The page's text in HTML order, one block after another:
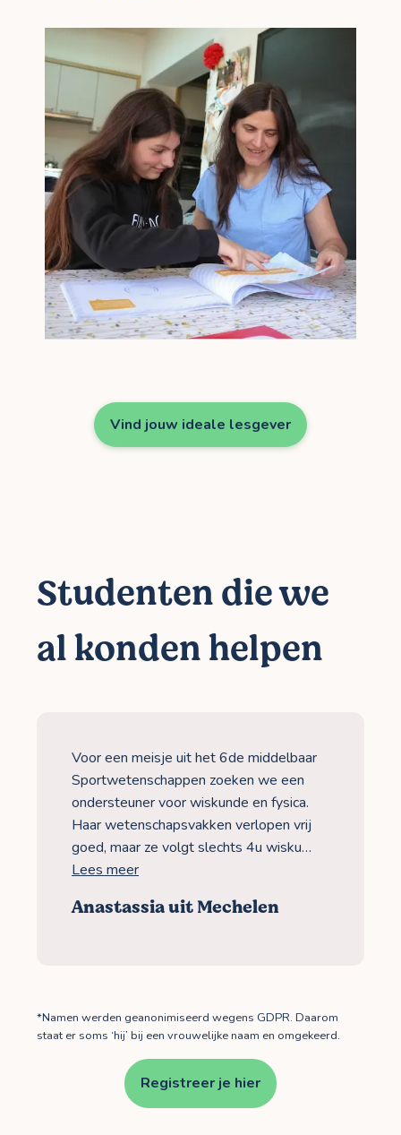
Vind jouw ideale lesgever
Studenten die we
al konden helpen
Voor een meisje uit het 6de middelbaar
Sportwetenschappen zoeken we een
ondersteuner voor wiskunde en fysica.
Haar wetenschapsvakken verlopen vrij
goed, maar ze volgt slechts 4u wisku…
Lees meer
Anastassia uit Mechelen
*Namen werden geanonimiseerd wegens GDPR. Daarom
staat er soms ‘hij’ bij een vrouwelijke naam en omgekeerd.
Registreer je hier